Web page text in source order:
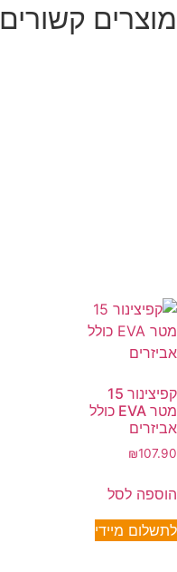
מוצרים קשורים
קפיצינור 15
מטר EVA כולל
אביזרים
₪107.90
הוספה לסל
לתשלום מיידי